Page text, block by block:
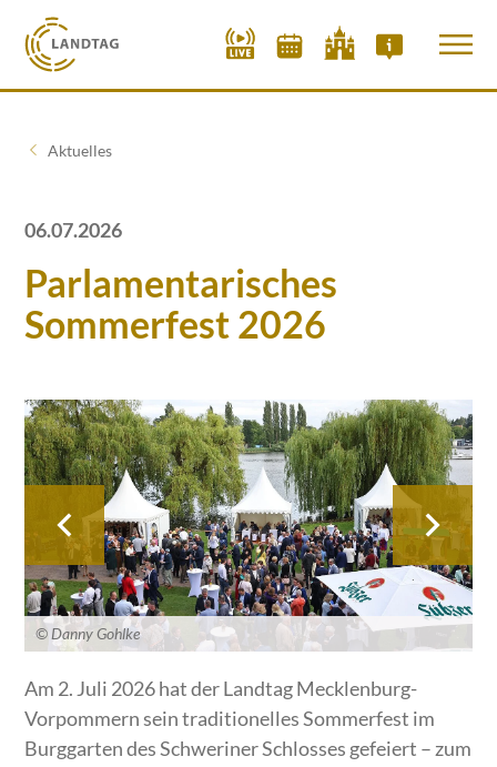
Aktuelles
06.07.2026
Parlamentarisches
Sommerfest 2026
© Danny Gohlke
Am 2. Juli 2026 hat der Landtag Mecklenburg-
Vorpommern sein traditionelles Sommerfest im
Burggarten des Schweriner Schlosses gefeiert – zum